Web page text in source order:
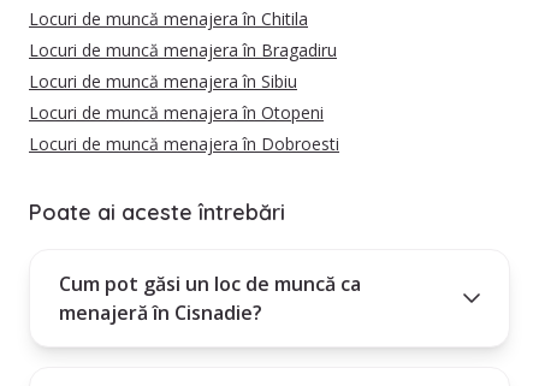
Locuri de muncă menajera în Chitila
Locuri de muncă menajera în Bragadiru
Locuri de muncă menajera în Sibiu
Locuri de muncă menajera în Otopeni
Locuri de muncă menajera în Dobroesti
Poate ai aceste întrebări
Cum pot găsi un loc de muncă ca
menajeră în Cisnadie?